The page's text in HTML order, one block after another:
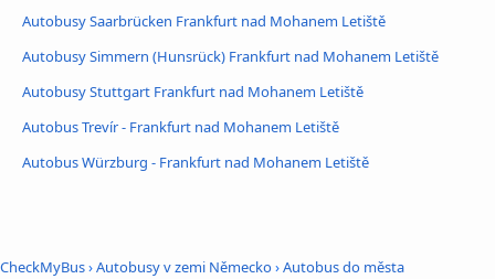
Autobusy Saarbrücken Frankfurt nad Mohanem Letiště
Autobusy Simmern (Hunsrück) Frankfurt nad Mohanem Letiště
Autobusy Stuttgart Frankfurt nad Mohanem Letiště
Autobus Trevír - Frankfurt nad Mohanem Letiště
Autobus Würzburg - Frankfurt nad Mohanem Letiště
CheckMyBus›Autobusy v zemi Německo›Autobus do města